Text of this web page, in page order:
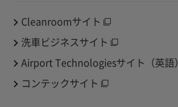
Cleanroomサイト
洗車ビジネスサイト
Airport Technologiesサイト（英語）
コンテックサイト